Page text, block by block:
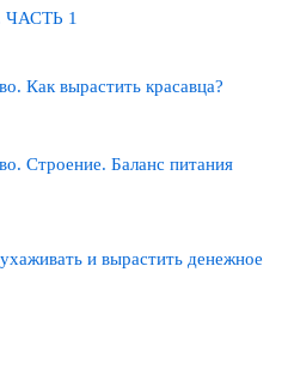
1
Как вырастить красавца?
Строение. Баланс питания
и вырастить денежное